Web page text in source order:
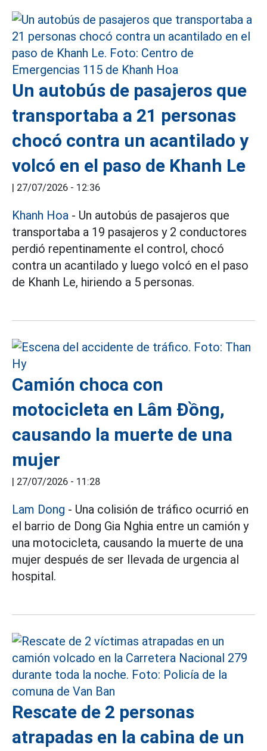
Un autobús de pasajeros que
transportaba a 21 personas
chocó contra un acantilado y
volcó en el paso de Khanh Le
| 27/07/2026 - 12:36
Khanh Hoa - Un autobús de pasajeros que
transportaba a 19 pasajeros y 2 conductores
perdió repentinamente el control, chocó
contra un acantilado y luego volcó en el paso
de Khanh Le, hiriendo a 5 personas.
Camión choca con
motocicleta en Lâm Đồng,
causando la muerte de una
mujer
| 27/07/2026 - 11:28
Lam Dong - Una colisión de tráfico ocurrió en
el barrio de Dong Gia Nghia entre un camión y
una motocicleta, causando la muerte de una
mujer después de ser llevada de urgencia al
hospital.
Rescate de 2 personas
atrapadas en la cabina de un